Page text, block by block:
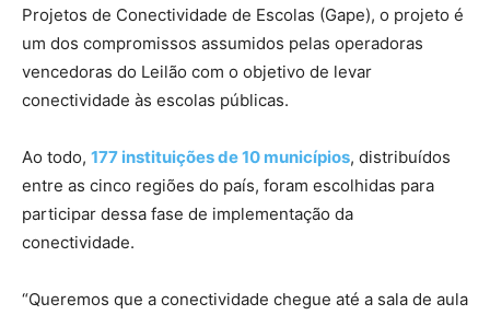
Projetos de Conectividade de Escolas (Gape), o projeto é
um dos compromissos assumidos pelas operadoras
vencedoras do Leilão com o objetivo de levar
conectividade às escolas públicas.
Ao todo, 177 instituições de 10 municípios, distribuídos
entre as cinco regiões do país, foram escolhidas para
participar dessa fase de implementação da
conectividade.
“Queremos que a conectividade chegue até a sala de aula